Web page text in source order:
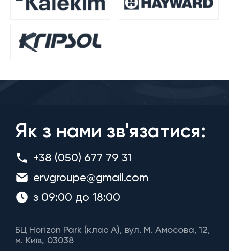
Як з нами зв'язатися:
+38 (050) 677 79 31
ervgroupe@gmail.com
з 09:00 до 18:00
БЦ Horizon Park (клас A), вул. М. Амосова, 12,
м. Київ, 03038